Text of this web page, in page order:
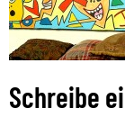
Schreibe